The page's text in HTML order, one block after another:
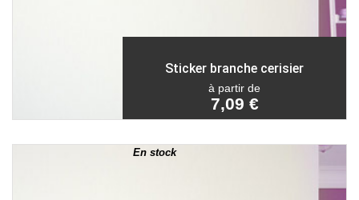
Sticker branche cerisier
à partir de
7,09 €
En stock